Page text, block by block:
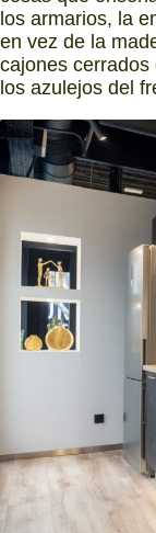
los armarios, la
en vez de la
cajones
los azulejos del